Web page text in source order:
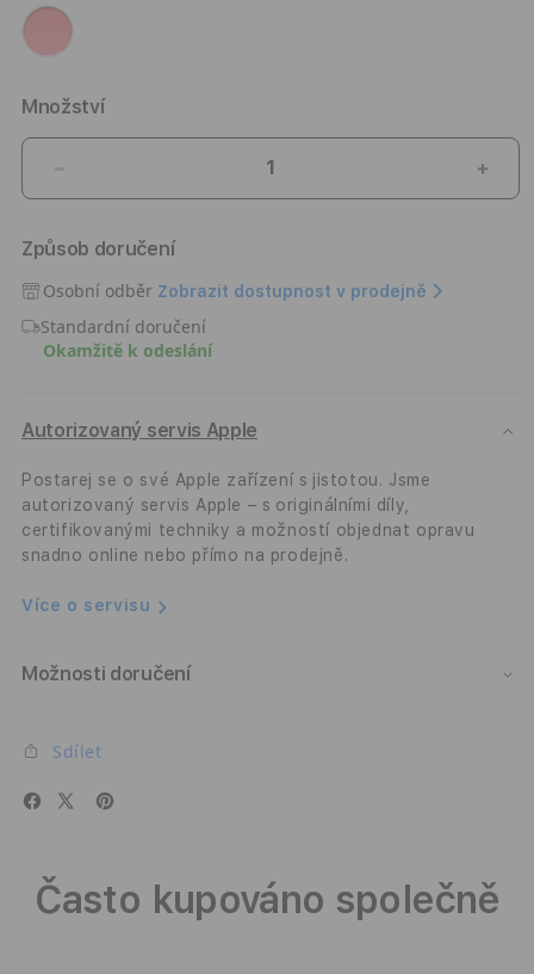
Množství
množství
Silikonový
kryt
na
iPhone
17
s
-
temně
inkoustový
Způsob doručení
Osobní odběr Zobrazit dostupnost v prodejně
Standardní doručení
Okamžitě k odeslání
Autorizovaný servis Apple
Postarej se o své Apple zařízení s jistotou. Jsme
autorizovaný servis Apple – s originálními díly,
certifikovanými techniky a možností objednat opravu
snadno online nebo přímo na prodejně.
Více o servisu
Možnosti doručení
Sdílet
Často kupováno společně